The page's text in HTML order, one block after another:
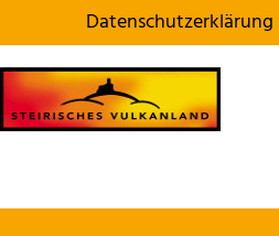
Datenschutzerklärung